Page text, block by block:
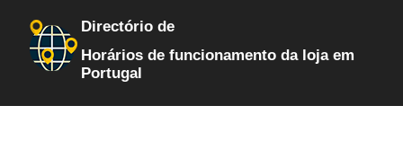
Directório de
Horários de funcionamento da loja em
Portugal